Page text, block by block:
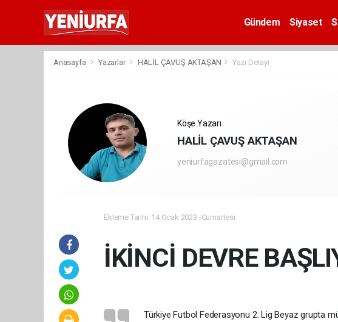
Gündem Siyaset
Anasayfa Yazarlar HALİL ÇAVUŞ AKTAŞAN Yazı Detayı
Köşe Yazarı
HALİL ÇAVUŞ AKTAŞAN
yeniurfagazatesi@gmail.com
Ekleme Tarihi: 14 Ocak 2023 -Cumartesi
İKİNCİ DEVRE
Türkiye Futbol Federasyonu 2. Lig Beyaz grupta